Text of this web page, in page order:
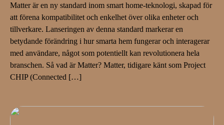
Matter är en ny standard inom smart home-teknologi, skapad för
att förena kompatibilitet och enkelhet över olika enheter och
tillverkare. Lanseringen av denna standard markerar en
betydande förändring i hur smarta hem fungerar och interagerar
med användare, något som potentiellt kan revolutionera hela
branschen. Så vad är Matter? Matter, tidigare känt som Project
CHIP (Connected […]